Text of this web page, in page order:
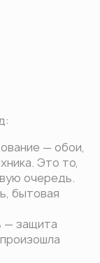
— обои,
Это то,
очередь.
бытовая
— защита